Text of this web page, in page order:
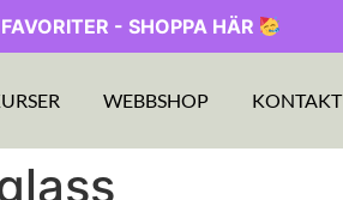
- SHOPPA HÄR
WEBBSHOP KONTAKT